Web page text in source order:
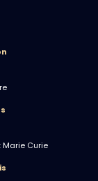
Marie Curie